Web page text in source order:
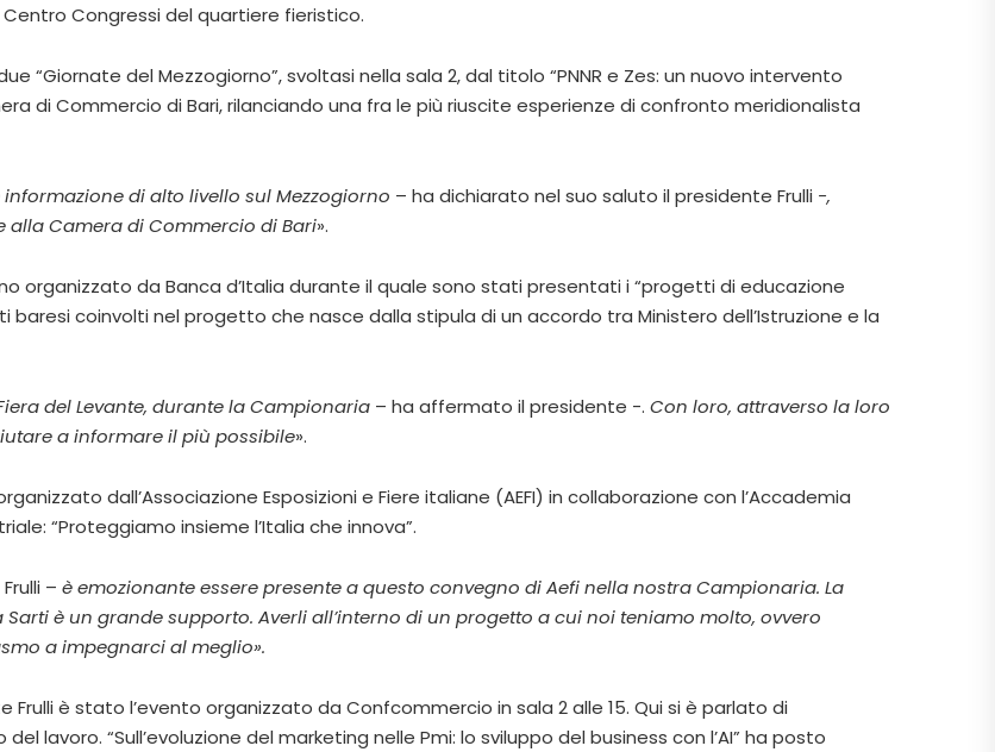
Congressi del quartiere fieristico.
“Giornate del Mezzogiorno”, svoltasi nella sala 2, dal titolo “PNNR e Zes: un nuovo intervento
di Commercio di Bari, rilanciando una fra le più riuscite esperienze di confronto meridionalista
di alto livello sul Mezzogiorno – ha dichiarato nel suo saluto il presidente Frulli -,
Camera di Commercio di Bari».
organizzato da Banca d’Italia durante il quale sono stati presentati i “progetti di educazione
baresi coinvolti nel progetto che nasce dalla stipula di un accordo tra Ministero dell’Istruzione e la
del Levante, durante la Campionaria – ha affermato il presidente -. Con loro, attraverso la loro
a informare il più possibile».
dall’Associazione Esposizioni e Fiere italiane (AEFI) in collaborazione con l’Accademia
“Proteggiamo insieme l’Italia che innova”.
– è emozionante essere presente a questo convegno di Aefi nella nostra Campionaria. La
è un grande supporto. Averli all’interno di un progetto a cui noi teniamo molto, ovvero
a impegnarci al meglio».
è stato l’evento organizzato da Confcommercio in sala 2 alle 15. Qui si è parlato di
lavoro. “Sull’evoluzione del marketing nelle Pmi: lo sviluppo del business con l’AI” ha posto